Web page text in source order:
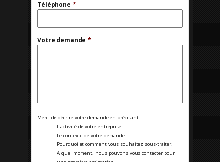
Téléphone *
Votre demande *
Merci de décrire votre demande en précisant :
L'activité de votre entreprise.
Le contexte de votre demande.
Pourquoi et comment vous souhaitez sous-traiter.
A quel moment, nous pouvons vous contacter pour